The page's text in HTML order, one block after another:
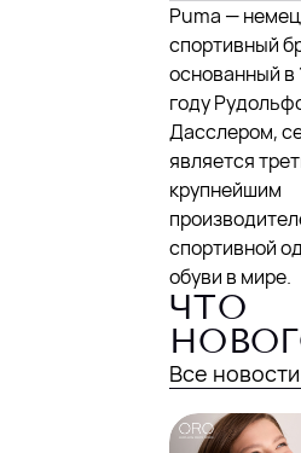
Puma —
спортивный
основанный в
году
Дасслером,
является
крупнейшим
спортивной
обуви в мире.
ЧТО
Все